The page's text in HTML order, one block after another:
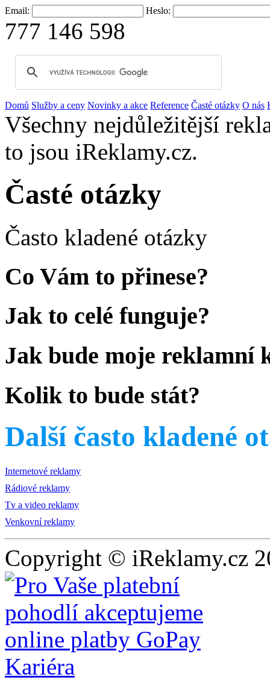
Email: Heslo:
777 146 598
Domů Služby a ceny Novinky a akce Reference Časté otázky O nás
Všechny nejdůležitější
to jsou iReklamy.cz.
Časté otázky
Často kladené otázky
Co Vám to přinese?
Jak to celé funguje?
Jak bude moje reklamní
Kolik to bude stát?
Další často kladené
Internetové reklamy
Rádiové reklamy
Tv a video reklamy
Venkovní reklamy
Copyright © iReklamy.cz
Kariéra